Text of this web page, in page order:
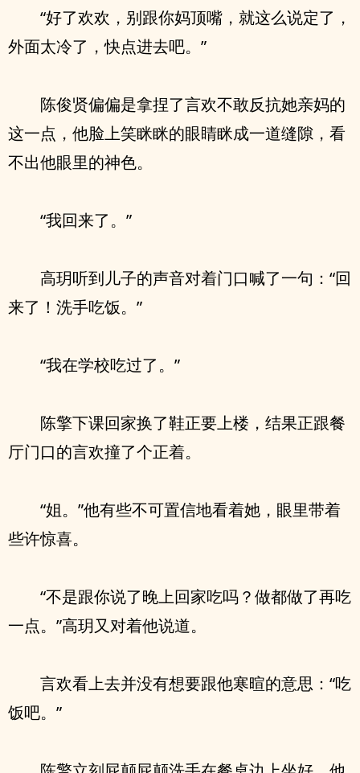
“好了欢欢，别跟你妈顶嘴，就这么说定了，
外面太冷了，快点进去吧。”
陈俊贤偏偏是拿捏了言欢不敢反抗她亲妈的
这一点，他脸上笑眯眯的眼睛眯成一道缝隙，看
不出他眼里的神色。
“我回来了。”
高玥听到儿子的声音对着门口喊了一句：“回
来了！洗手吃饭。”
“我在学校吃过了。”
陈擎下课回家换了鞋正要上楼，结果正跟餐
厅门口的言欢撞了个正着。
“姐。”他有些不可置信地看着她，眼里带着
些许惊喜。
“不是跟你说了晚上回家吃吗？做都做了再吃
一点。”高玥又对着他说道。
言欢看上去并没有想要跟他寒暄的意思：“吃
饭吧。”